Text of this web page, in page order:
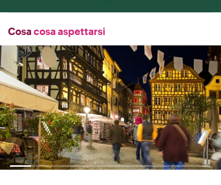
Cosa cosa aspettarsi